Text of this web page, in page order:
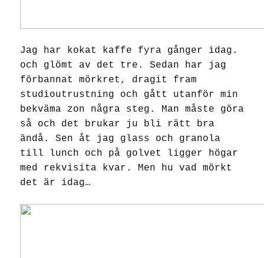
Jag har kokat kaffe fyra gånger idag.
och glömt av det tre. Sedan har jag
förbannat mörkret, dragit fram
studioutrustning och gått utanför min
bekväma zon några steg. Man måste göra
så och det brukar ju bli rätt bra
ändå. Sen åt jag glass och granola
till lunch och på golvet ligger högar
med rekvisita kvar. Men hu vad mörkt
det är idag…